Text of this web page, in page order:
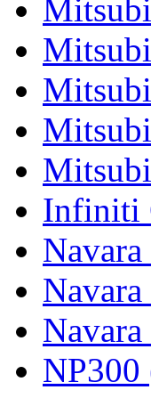
Infiniti
NP300